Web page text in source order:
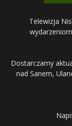
Telewizja
Dostarczamy
nad Sanem,